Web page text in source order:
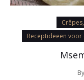
Receptideeën voor
By